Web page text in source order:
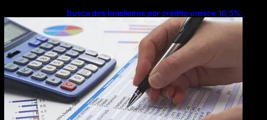
Busca dos brasileiros por crédito cresce 16,5%;
Mato Grosso lidera ranking entre estados